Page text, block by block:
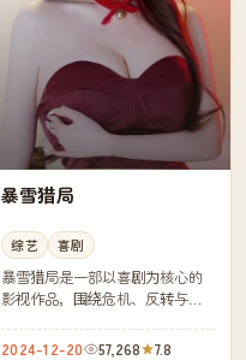
暴雪猎局
综艺 喜剧
暴雪猎局是一部以喜剧为核心的
影视作品，围绕危机、反转与人
得推荐观看。
2024-12-20 57,268 7.8